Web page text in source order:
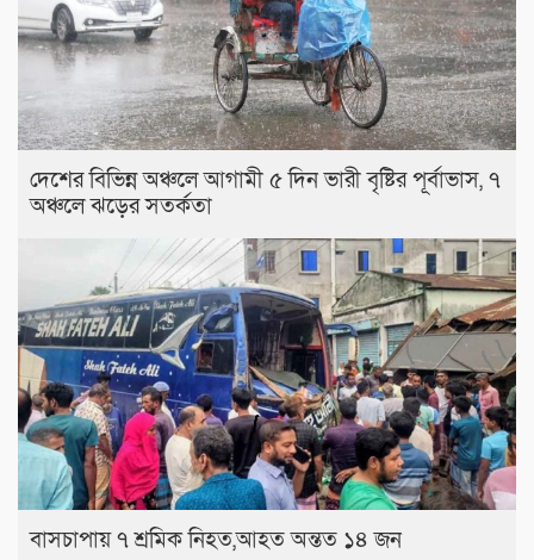
দেশের বিভিন্ন অঞ্চলে আগামী ৫ দিন ভারী বৃষ্টির পূর্বাভাস, ৭
অঞ্চলে ঝড়ের সতর্কতা
বাসচাপায় ৭ শ্রমিক নিহত,আহত অন্তত ১৪ জন